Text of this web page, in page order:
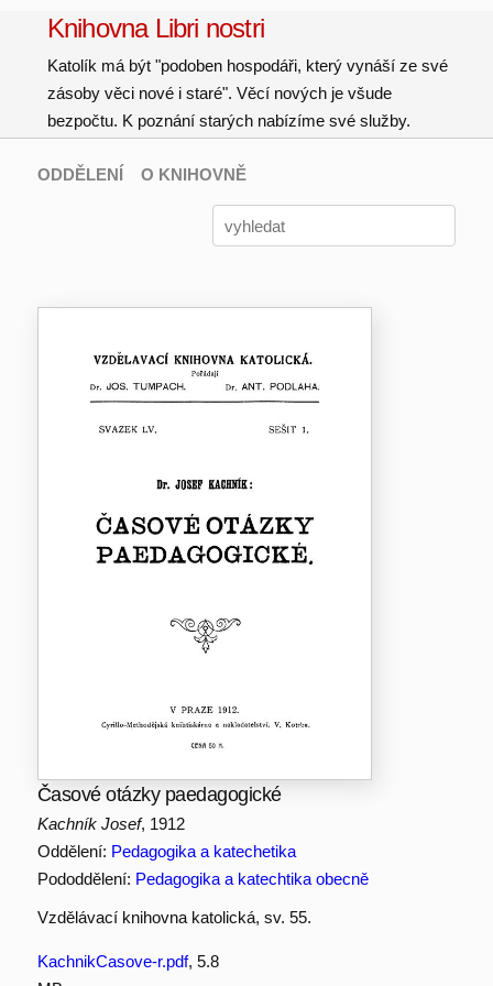
Knihovna Libri nostri
Katolík má být "podoben hospodáři, který vynáší ze své
zásoby věci nové i staré". Věcí nových je všude
bezpočtu. K poznání starých nabízíme své služby.
ODDĚLENÍ O KNIHOVNĚ
Časové otázky paedagogické
Kachník Josef, 1912
Oddělení: Pedagogika a katechetika
Pododdělení: Pedagogika a katechtika obecně
Vzdělávací knihovna katolická, sv. 55.
KachnikCasove-r.pdf, 5.8